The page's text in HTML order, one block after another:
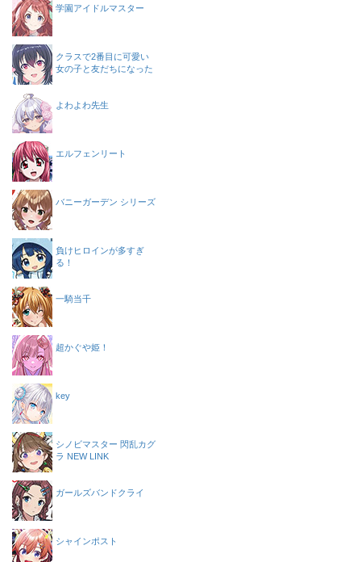
学園アイドルマスター
クラスで2番目に可愛い
女の子と友だちになった
よわよわ先生
エルフェンリート
バニーガーデン シリーズ
負けヒロインが多すぎ
る！
一騎当千
超かぐや姫！
key
シノビマスター 閃乱カグ
ラ NEW LINK
ガールズバンドクライ
シャインポスト